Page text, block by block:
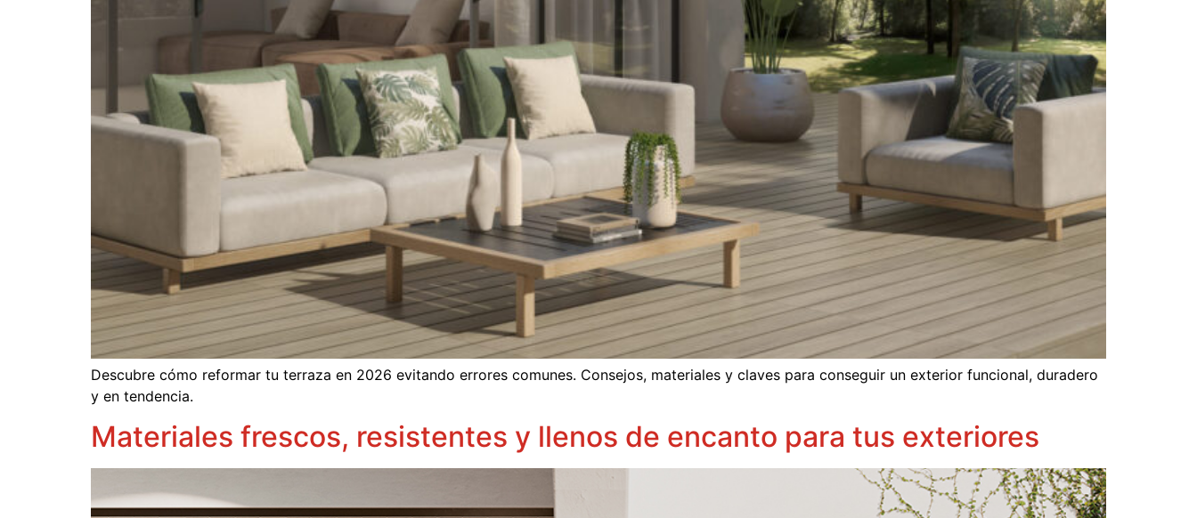
Descubre cómo reformar tu terraza en 2026 evitando errores comunes. Consejos, materiales y claves para conseguir un exterior funcional, duradero
y en tendencia.
Materiales frescos, resistentes y llenos de encanto para tus exteriores